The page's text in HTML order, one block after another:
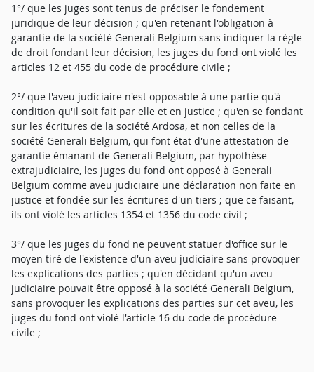
1°/ que les juges sont tenus de préciser le fondement
juridique de leur décision ; qu'en retenant l'obligation à
garantie de la société Generali Belgium sans indiquer la règle
de droit fondant leur décision, les juges du fond ont violé les
articles 12 et 455 du code de procédure civile ;
2°/ que l'aveu judiciaire n'est opposable à une partie qu'à
condition qu'il soit fait par elle et en justice ; qu'en se fondant
sur les écritures de la société Ardosa, et non celles de la
société Generali Belgium, qui font état d'une attestation de
garantie émanant de Generali Belgium, par hypothèse
extrajudiciaire, les juges du fond ont opposé à Generali
Belgium comme aveu judiciaire une déclaration non faite en
justice et fondée sur les écritures d'un tiers ; que ce faisant,
ils ont violé les articles 1354 et 1356 du code civil ;
3°/ que les juges du fond ne peuvent statuer d'office sur le
moyen tiré de l'existence d'un aveu judiciaire sans provoquer
les explications des parties ; qu'en décidant qu'un aveu
judiciaire pouvait être opposé à la société Generali Belgium,
sans provoquer les explications des parties sur cet aveu, les
juges du fond ont violé l'article 16 du code de procédure
civile ;